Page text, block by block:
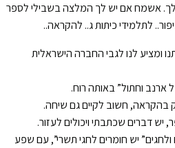
אשמח אם יש לך המלצה בשבילי לספר
לתלמידי כיתות ג.. להקראה..
ומציע לנו לגבי החברה הישראלית
ארנב וחתול” באותה רוח.
בהקראה, חשוב לקיים גם שיחה.
דברים שכתבתי ויכולים לעזור.
יש חומרים לחגי תשרי”, עם שפע